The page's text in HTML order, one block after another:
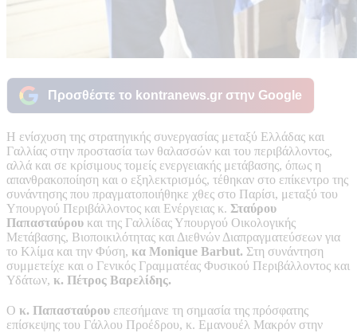
Προσθέστε το kontranews.gr στην Google
Η ενίσχυση της στρατηγικής συνεργασίας μεταξύ Ελλάδας και
Γαλλίας στην προστασία των θαλασσών και του περιβάλλοντος,
αλλά και σε κρίσιμους τομείς ενεργειακής μετάβασης, όπως η
απανθρακοποίηση και ο εξηλεκτρισμός, τέθηκαν στο επίκεντρο της
συνάντησης που πραγματοποιήθηκε χθες στο Παρίσι, μεταξύ του
Υπουργού Περιβάλλοντος και Ενέργειας κ. Σταύρου
Παπασταύρου και της Γαλλίδας Υπουργού Οικολογικής
Μετάβασης, Βιοποικιλότητας και Διεθνών Διαπραγματεύσεων για
το Κλίμα και την Φύση, κα Monique Barbut. Στη συνάντηση
συμμετείχε και ο Γενικός Γραμματέας Φυσικού Περιβάλλοντος και
Υδάτων, κ. Πέτρος Βαρελίδης.
Ο κ. Παπασταύρου επεσήμανε τη σημασία της πρόσφατης
επίσκεψης του Γάλλου Προέδρου, κ. Εμανουέλ Μακρόν στην